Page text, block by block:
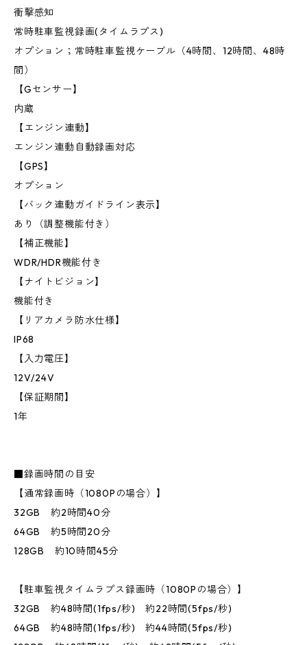
衝撃感知
常時駐車監視録画(タイムラプス)
オプション；常時駐車監視ケーブル（4時間、12時間、48時
間）
【Gセンサー】
内蔵
【エンジン連動】
エンジン連動自動録画対応
【GPS】
オプション
【バック連動ガイドライン表示】
あり（調整機能付き）
【補正機能】
WDR/HDR機能付き
【ナイトビジョン】
機能付き
【リアカメラ防水仕様】
IP68
【入力電圧】
12V/24V
【保証期間】
1年
■録画時間の目安
【通常録画時（1080Pの場合）】
32GB 約2時間40分
64GB 約5時間20分
128GB 約10時間45分
【駐車監視タイムラプス録画時（1080Pの場合）】
32GB 約48時間(1fps/秒) 約22時間(5fps/秒)
64GB 約48時間(1fps/秒) 約44時間(5fps/秒)